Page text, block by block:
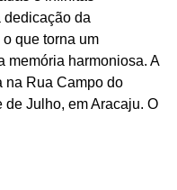
dedicação da
que torna um
memória harmoniosa. A
na Rua Campo do
de Julho, em Aracaju. O